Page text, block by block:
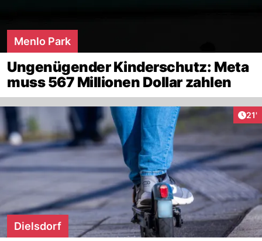
Menlo Park
Ungenügender Kinderschutz: Meta
muss 567 Millionen Dollar zahlen
21'
Dielsdorf